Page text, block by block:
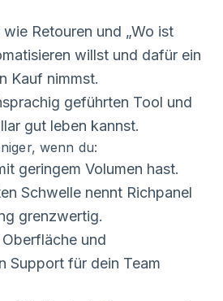
Retouren und „Wo ist
willst und dafür ein
Kauf nimmst.
geführten Tool und
gut leben kannst.
wenn du:
geringem Volumen hast.
Schwelle nennt Richpanel
grenzwertig.
und
Support für dein Team